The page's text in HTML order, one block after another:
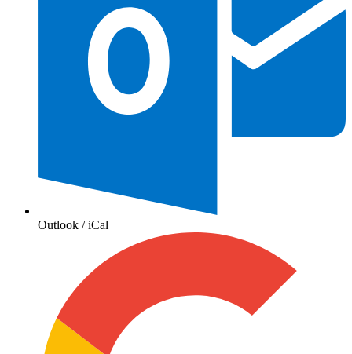
Outlook / iCal